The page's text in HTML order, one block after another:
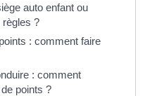
auto enfant ou
règles ?
: comment faire
: comment
points ?